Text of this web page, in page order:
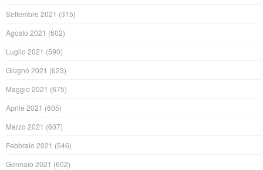
Settembre 2021 (315)
Agosto 2021 (602)
Luglio 2021 (590)
Giugno 2021 (623)
Maggio 2021 (675)
Aprile 2021 (605)
Marzo 2021 (607)
Febbraio 2021 (546)
Gennaio 2021 (602)